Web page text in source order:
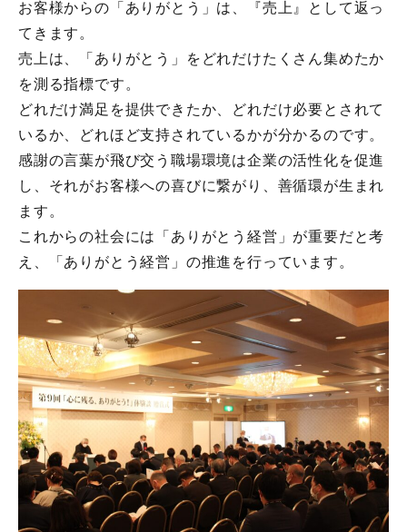
お客様からの「ありがとう」は、『売上』として返っ
てきます。
売上は、「ありがとう」をどれだけたくさん集めたか
を測る指標です。
どれだけ満足を提供できたか、どれだけ必要とされて
いるか、どれほど支持されているかが分かるのです。
感謝の言葉が飛び交う職場環境は企業の活性化を促進
し、それがお客様への喜びに繋がり、善循環が生まれ
ます。
これからの社会には「ありがとう経営」が重要だと考
え、「ありがとう経営」の推進を行っています。